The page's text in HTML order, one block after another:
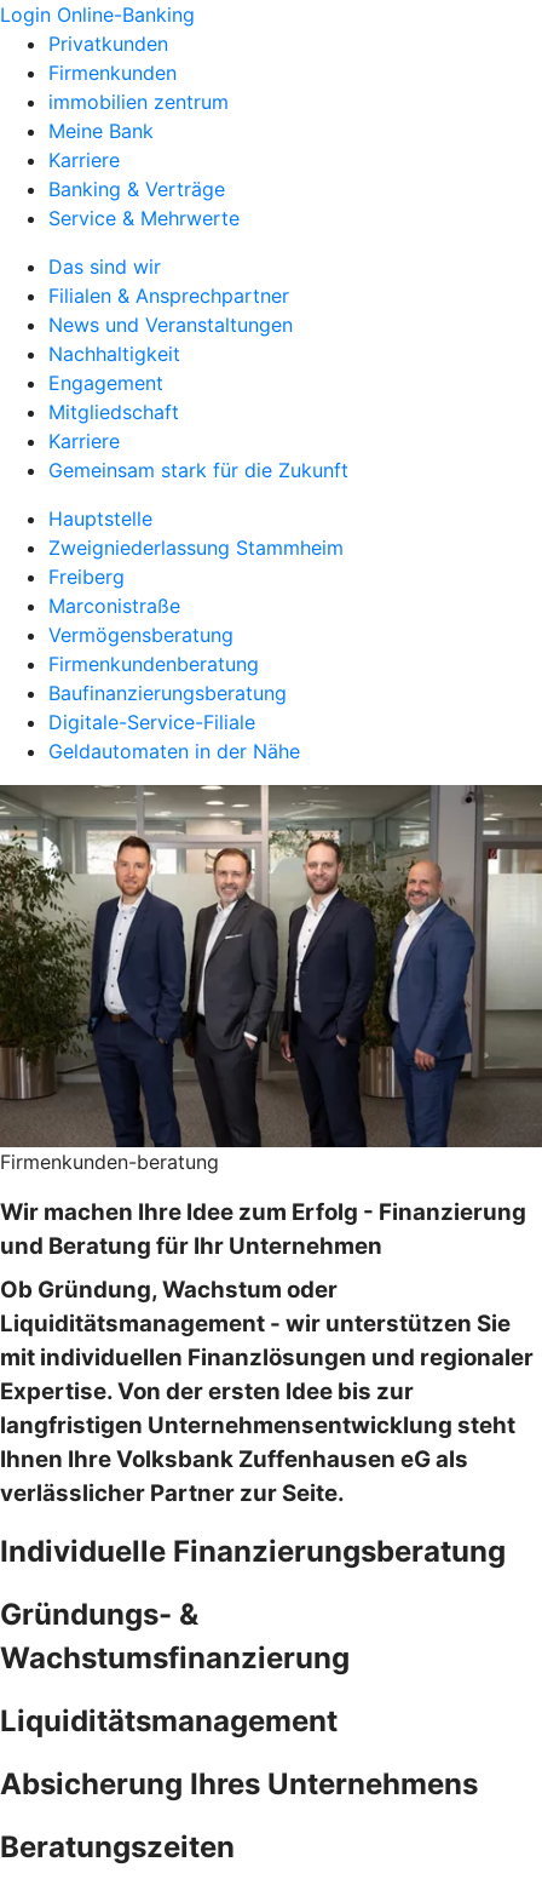
Login Online-Banking
Privatkunden
Firmenkunden
immobilien zentrum
Meine Bank
Karriere
Banking & Verträge
Service & Mehrwerte
Das sind wir
Filialen & Ansprechpartner
News und Veranstaltungen
Nachhaltigkeit
Engagement
Mitgliedschaft
Karriere
Gemeinsam stark für die Zukunft
Hauptstelle
Zweigniederlassung Stammheim
Freiberg
Marconistraße
Vermögensberatung
Firmenkundenberatung
Baufinanzierungsberatung
Digitale-Service-Filiale
Geldautomaten in der Nähe
Firmenkunden-beratung
Wir machen Ihre Idee zum Erfolg - Finanzierung
und Beratung für Ihr Unternehmen
Ob Gründung, Wachstum oder
Liquiditätsmanagement - wir unterstützen Sie
mit individuellen Finanzlösungen und regionaler
Expertise. Von der ersten Idee bis zur
langfristigen Unternehmensentwicklung steht
Ihnen Ihre Volksbank Zuffenhausen eG als
verlässlicher Partner zur Seite.
Individuelle Finanzierungsberatung
Gründungs- &
Wachstumsfinanzierung
Liquiditätsmanagement
Absicherung Ihres Unternehmens
Beratungszeiten